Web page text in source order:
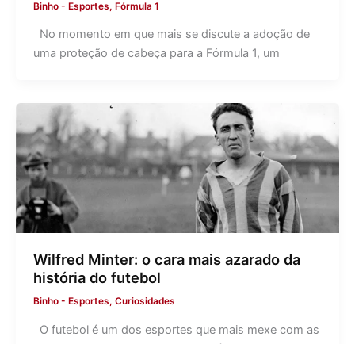
Binho - Esportes, Fórmula 1
No momento em que mais se discute a adoção de
uma proteção de cabeça para a Fórmula 1, um
Wilfred Minter: o cara mais azarado da
história do futebol
Binho - Esportes, Curiosidades
O futebol é um dos esportes que mais mexe com as